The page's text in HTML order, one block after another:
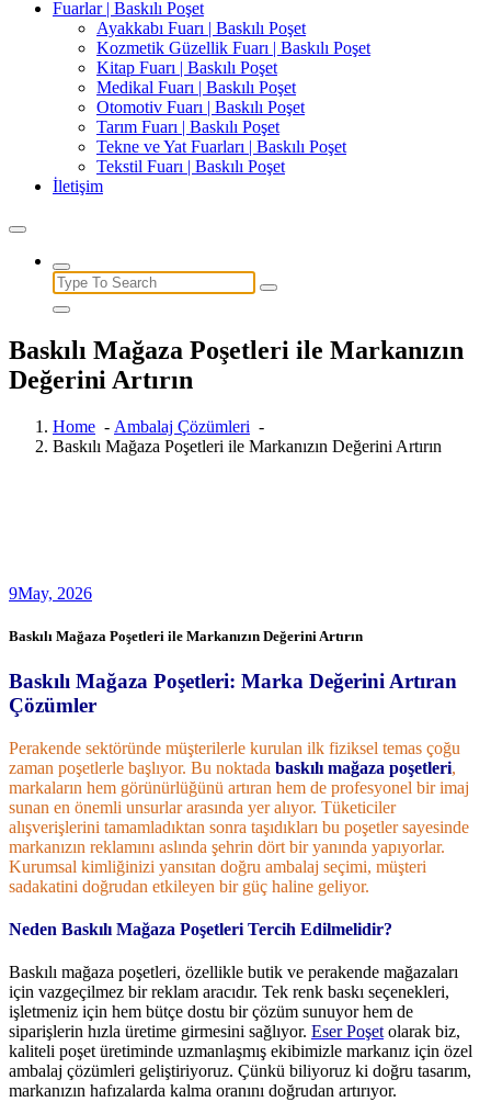
Fuarlar | Baskılı Poşet
Ayakkabı Fuarı | Baskılı Poşet
Kozmetik Güzellik Fuarı | Baskılı Poşet
Kitap Fuarı | Baskılı Poşet
Medikal Fuarı | Baskılı Poşet
Otomotiv Fuarı | Baskılı Poşet
Tarım Fuarı | Baskılı Poşet
Tekne ve Yat Fuarları | Baskılı Poşet
Tekstil Fuarı | Baskılı Poşet
İletişim
Search
for:
Baskılı Mağaza Poşetleri ile Markanızın
Değerini Artırın
Home - Ambalaj Çözümleri -
Baskılı Mağaza Poşetleri ile Markanızın Değerini Artırın
9May, 2026
Baskılı Mağaza Poşetleri ile Markanızın Değerini Artırın
Baskılı Mağaza Poşetleri: Marka Değerini Artıran
Çözümler
Perakende sektöründe müşterilerle kurulan ilk fiziksel temas çoğu
zaman poşetlerle başlıyor. Bu noktada baskılı mağaza poşetleri,
markaların hem görünürlüğünü artıran hem de profesyonel bir imaj
sunan en önemli unsurlar arasında yer alıyor. Tüketiciler
alışverişlerini tamamladıktan sonra taşıdıkları bu poşetler sayesinde
markanızın reklamını aslında şehrin dört bir yanında yapıyorlar.
Kurumsal kimliğinizi yansıtan doğru ambalaj seçimi, müşteri
sadakatini doğrudan etkileyen bir güç haline geliyor.
Neden Baskılı Mağaza Poşetleri Tercih Edilmelidir?
Baskılı mağaza poşetleri, özellikle butik ve perakende mağazaları
için vazgeçilmez bir reklam aracıdır. Tek renk baskı seçenekleri,
işletmeniz için hem bütçe dostu bir çözüm sunuyor hem de
siparişlerin hızla üretime girmesini sağlıyor. Eser Poşetolarak biz,
kaliteli poşet üretiminde uzmanlaşmış ekibimizle markanız için özel
ambalaj çözümleri geliştiriyoruz. Çünkü biliyoruz ki doğru tasarım,
markanızın hafızalarda kalma oranını doğrudan artırıyor.